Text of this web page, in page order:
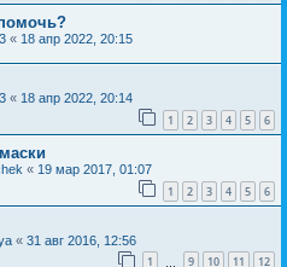
« 18 апр 2022, 20:15
« 18 апр 2022, 20:14
1 2 3 4 5 6
« 19 мар 2017, 01:07
1 2 3 4 5 6
« 31 авг 2016, 12:56
1 9 10 11 12